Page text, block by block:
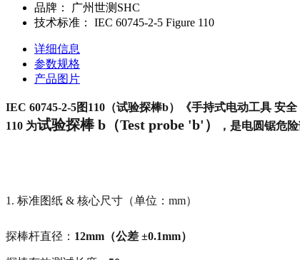
品牌：
广州世测SHC
技术标准：
IEC 60745-2-5 Figure 110
详细信息
参数规格
产品图片
IEC 60745-2-5图110（试验探棒b） 《手持式电动工具 安
110 为试验探棒 b（Test probe 'b'） ，是电圆锯危
1. 标准图纸 & 核心尺寸（单位：mm）
探棒杆直径： 12mm（公差 ±0.1mm）